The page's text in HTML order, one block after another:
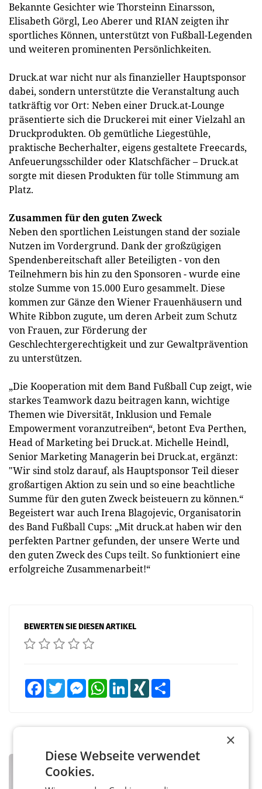
Bekannte Gesichter wie Thorsteinn Einarsson,
Elisabeth Görgl, Leo Aberer und RIAN zeigten ihr
sportliches Können, unterstützt von Fußball-Legenden
und weiteren prominenten Persönlichkeiten.
Druck.at war nicht nur als finanzieller Hauptsponsor
dabei, sondern unterstützte die Veranstaltung auch
tatkräftig vor Ort: Neben einer Druck.at-Lounge
präsentierte sich die Druckerei mit einer Vielzahl an
Druckprodukten. Ob gemütliche Liegestühle,
praktische Becherhalter, eigens gestaltete Freecards,
Anfeuerungsschilder oder Klatschfächer – Druck.at
sorgte mit diesen Produkten für tolle Stimmung am
Platz.
Zusammen für den guten Zweck
Neben den sportlichen Leistungen stand der soziale
Nutzen im Vordergrund. Dank der großzügigen
Spendenbereitschaft aller Beteiligten - von den
Teilnehmern bis hin zu den Sponsoren - wurde eine
stolze Summe von 15.000 Euro gesammelt. Diese
kommen zur Gänze den Wiener Frauenhäusern und
White Ribbon zugute, um deren Arbeit zum Schutz
von Frauen, zur Förderung der
Geschlechtergerechtigkeit und zur Gewaltprävention
zu unterstützen.
„Die Kooperation mit dem Band Fußball Cup zeigt, wie
starkes Teamwork dazu beitragen kann, wichtige
Themen wie Diversität, Inklusion und Female
Empowerment voranzutreiben“, betont Eva Perthen,
Head of Marketing bei Druck.at. Michelle Heindl,
Senior Marketing Managerin bei Druck.at, ergänzt:
"Wir sind stolz darauf, als Hauptsponsor Teil dieser
großartigen Aktion zu sein und so eine beachtliche
Summe für den guten Zweck beisteuern zu können.“
Begeistert war auch Irena Blagojevic, Organisatorin
des Band Fußball Cups: „Mit druck.at haben wir den
perfekten Partner gefunden, der unsere Werte und
den guten Zweck des Cups teilt. So funktioniert eine
erfolgreiche Zusammenarbeit!“
BEWERTEN SIE DIESEN ARTIKEL
FacebookTwitter MessengerWhatsAppLinkedInXING
PRIMENEWS
ORF III: Peter Schöber abberufen und
×
Diese Webseite verwendet
Cookies.